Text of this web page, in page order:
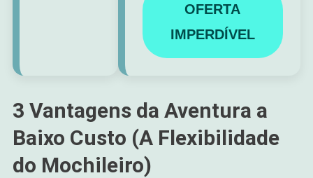
OFERTA
IMPERDÍVEL
3 Vantagens da Aventura a
Baixo Custo (A Flexibilidade
do Mochileiro)